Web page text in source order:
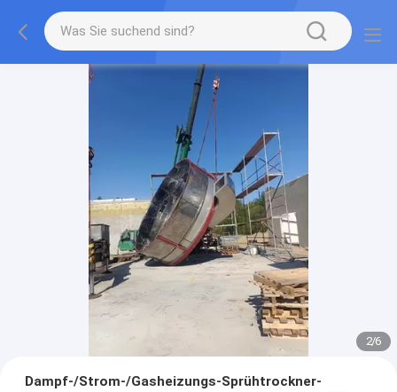
2/6
Dampf-/Strom-/Gasheizungs-Sprühtrockner-